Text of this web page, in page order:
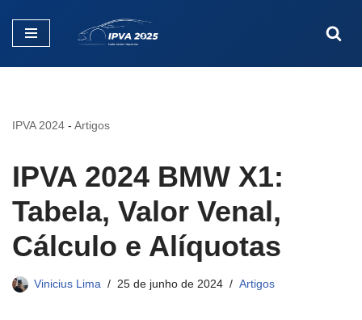
Pular
IPVA 2024 - Artigos
IPVA 2024 BMW X1:
Tabela, Valor Venal,
Cálculo e Alíquotas
Vinicius Lima 25 de junho de 2024 Artigos